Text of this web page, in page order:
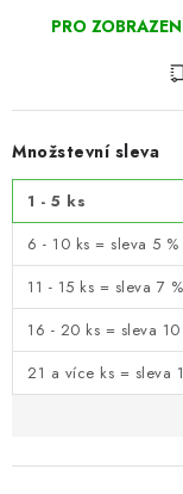
Množstevní sleva
1 - 5 ks
6 - 10 ks = sleva 5 %
11 - 15 ks = sleva 7 %
16 - 20 ks = sleva 10
21 a více ks = sleva